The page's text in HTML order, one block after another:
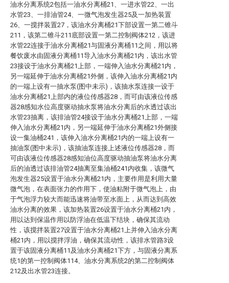
油水分离系统2包括一油水分离桶21、一进水管22、一出
水管23、一排油管24、一微气泡发生器25及一加热装置
26、一搅拌装置27，该油水分离桶21下部设置一第二锥斗
211，该第二锥斗211底部设置一第二控制阀体212，该进
水管22连接于油水分离桶21与固液分离桶11之间，用以将
餐饮废水由固液分离桶11导入油水分离桶21内，该出水管
23接设于油水分离桶21上部，一端伸入油水分离桶21内，
另一端延伸于油水分离桶21外侧，该伸入油水分离桶21内
的一端上设有一抽水泵(图中未示)，该抽水泵连接一设于
油水分离桶21上部内的液位传感器28，而可由该液位传感
器28感知水位高度驱动抽水泵将油水分离后的水透过该出
水管23抽离，该排油管24接设于油水分离桶21上部，一端
伸入油水分离桶21内，另一端延伸于油水分离桶21外侧接
设一集油桶241，该伸入油水分离桶21内的一端上设有一
抽油泵(图中未示)，该抽油泵连接上述液位传感器28，而
可由该液位传感器28感知油位高度驱动抽油泵将油水分离
后的油透过该排油管24抽离至集油桶241内收集，该微气
泡发生器25设置于油水分离桶21内，主要作用是利用大量
微气泡，在表面张力的作用下，使油粘附于微气泡上，由
于气泡浮力较大而能迅速将油带至水面上，从而达到高效
油水分离的效果，该加热装置26设置于油水分离桶21内，
用以达到保温作用以防浮油在低温下结块，确保其流动
性，该搅拌装置27设置于油水分离桶21上并伸入油水分离
桶21内，用以搅拌浮油，确保其流动性，该排水管路3设
置于该固液分离桶11及油水分离桶21下方，与固液分离系
统1的第一控制阀体114、油水分离系统2的第二控制阀体
212及出水管23连接。